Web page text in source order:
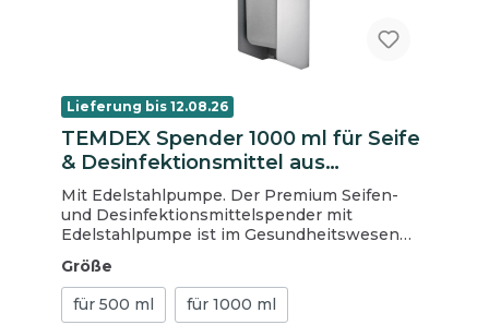
Lieferung bis 12.08.26
TEMDEX Spender 1000 ml für Seife
& Desinfektionsmittel aus
Aluminium mit Edelstahlpumpe,
langer Hebel
Mit Edelstahlpumpe. Der Premium Seifen-
und Desinfektionsmittelspender mit
Edelstahlpumpe ist im Gesundheitswesen
einsetzbar. Der Spender kann mit 1000 ml
Euroflaschen befüllt werden und ist für
Desinfektionsmittel (inkl. Gel), Flüssigseifen
Größe
für 500 ml
für 1000 ml